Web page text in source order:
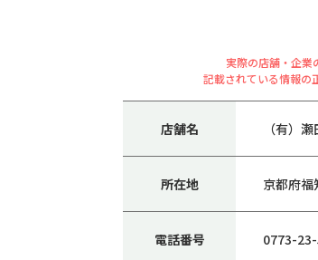
実際の店舗・企業
記載されている情報の
店舗名 （有）
所在地 京都府福
電話番号 0773-